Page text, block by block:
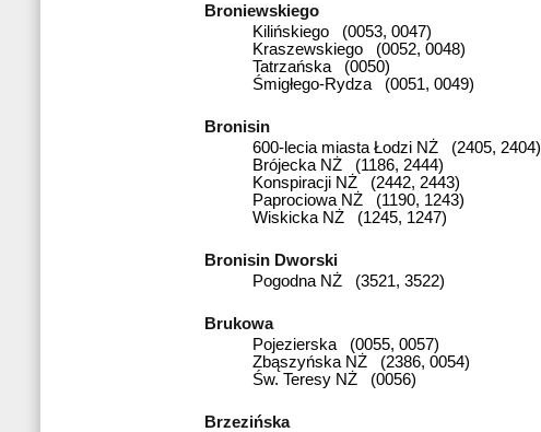
Broniewskiego
Kilińskiego (0053, 0047)
Kraszewskiego (0052, 0048)
Tatrzańska (0050)
Śmigłego-Rydza (0051, 0049)
Bronisin
600-lecia miasta Łodzi NŻ (2405, 2404)
Brójecka NŻ (1186, 2444)
Konspiracji NŻ (2442, 2443)
Paprociowa NŻ (1190, 1243)
Wiskicka NŻ (1245, 1247)
Bronisin Dworski
Pogodna NŻ (3521, 3522)
Brukowa
Pojezierska (0055, 0057)
Zbąszyńska NŻ (2386, 0054)
Św. Teresy NŻ (0056)
Brzezińska